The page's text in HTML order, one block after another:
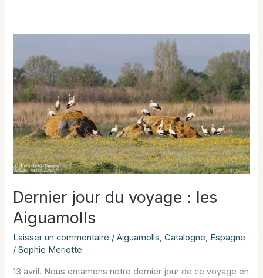
les
oiseaux
delta
de
l’Èbre
Dernier jour du voyage : les
Aiguamolls
Laisser un commentaire /Aiguamolls,Catalogne, Espagne
/Sophie Meriotte
13 avril. Nous entamons notre dernier jour de ce voyage en